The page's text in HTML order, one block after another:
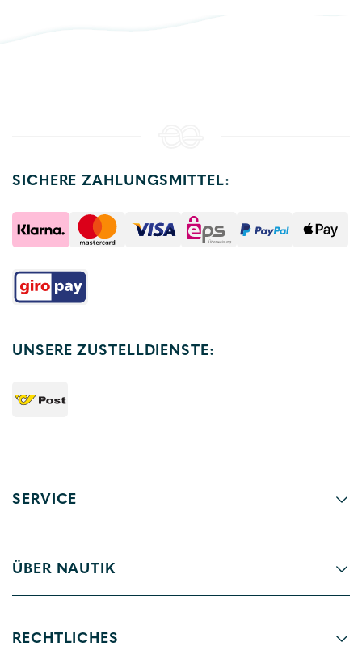
SICHERE ZAHLUNGSMITTEL:
UNSERE ZUSTELLDIENSTE:
SERVICE
ÜBER NAUTIK
RECHTLICHES